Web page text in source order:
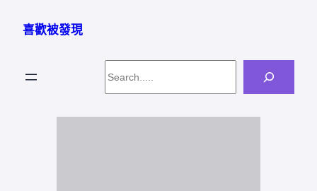
喜歡被發現